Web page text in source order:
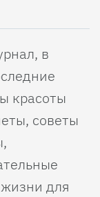
в
красоты
советы
для